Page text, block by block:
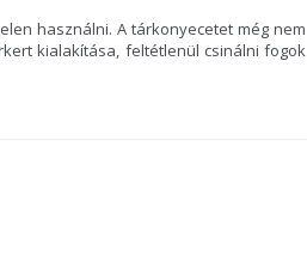
használni. A tárkonyecetet még nem
kialakítása, feltétlenül csinálni fogok